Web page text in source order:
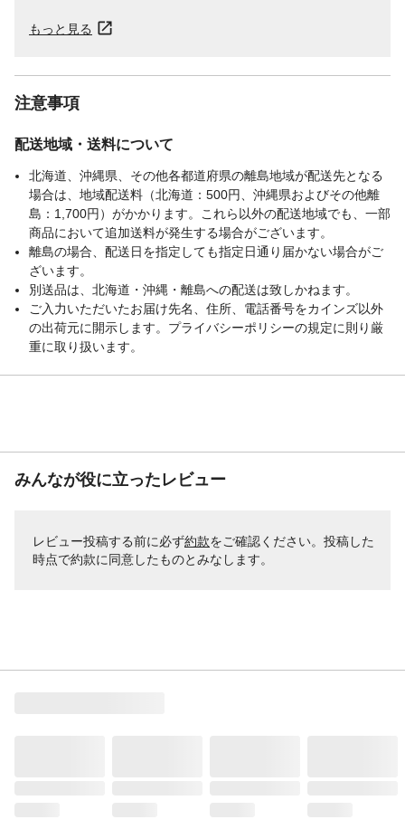
もっと見る
注意事項
配送地域・送料について
北海道、沖縄県、その他各都道府県の離島地域が配送先となる
場合は、地域配送料（北海道：500円、沖縄県およびその他離
島：1,700円）がかかります。これら以外の配送地域でも、一部
商品において追加送料が発生する場合がございます。
離島の場合、配送日を指定しても指定日通り届かない場合がご
ざいます。
別送品は、北海道・沖縄・離島への配送は致しかねます。
ご入力いただいたお届け先名、住所、電話番号をカインズ以外
の出荷元に開示します。プライバシーポリシーの規定に則り厳
重に取り扱います。
みんなが役に立ったレビュー
レビュー投稿する前に必ず約款をご確認ください。投稿した
時点で約款に同意したものとみなします。